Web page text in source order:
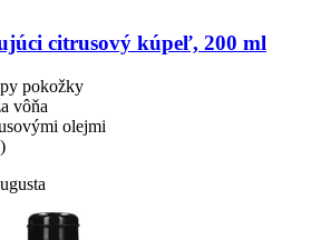
citrusový kúpeľ, 200 ml
pokožky
vôňa
olejmi